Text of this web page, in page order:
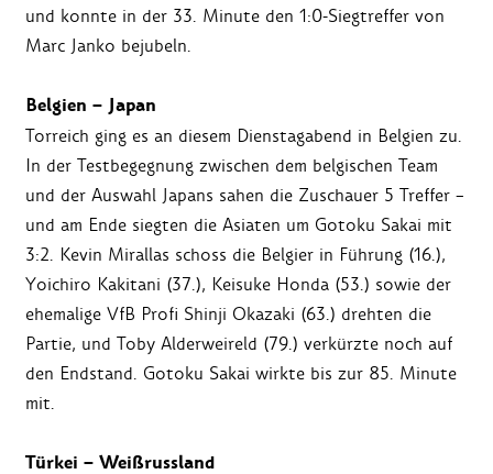
und konnte in der 33. Minute den 1:0-Siegtreffer von
Marc Janko bejubeln.
Belgien – Japan
Torreich ging es an diesem Dienstagabend in Belgien zu.
In der Testbegegnung zwischen dem belgischen Team
und der Auswahl Japans sahen die Zuschauer 5 Treffer –
und am Ende siegten die Asiaten um Gotoku Sakai mit
3:2. Kevin Mirallas schoss die Belgier in Führung (16.),
Yoichiro Kakitani (37.), Keisuke Honda (53.) sowie der
ehemalige VfB Profi Shinji Okazaki (63.) drehten die
Partie, und Toby Alderweireld (79.) verkürzte noch auf
den Endstand. Gotoku Sakai wirkte bis zur 85. Minute
mit.
Türkei – Weißrussland